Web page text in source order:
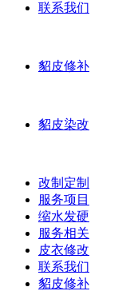
联系我们
貂皮修补
貂皮染改
改制定制
服务项目
缩水发硬
服务相关
皮衣修改
联系我们
貂皮修补